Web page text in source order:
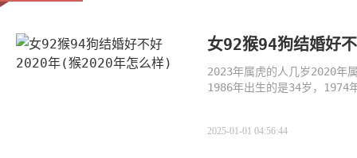
女92猴94狗结婚好
2023年属虎的人几岁2020年
1986年出生的是34岁，1974
2025-01-01 04:56:44